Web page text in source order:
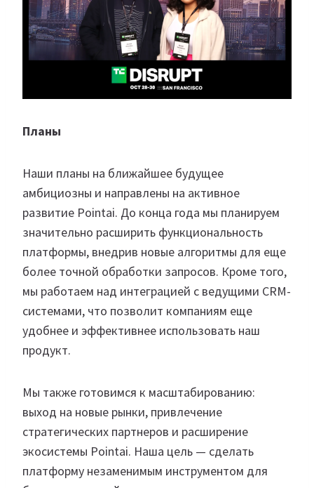
Планы
Наши планы на ближайшее будущее
амбициозны и направлены на активное
развитие Pointai. До конца года мы планируем
значительно расширить функциональность
платформы, внедрив новые алгоритмы для еще
более точной обработки запросов. Кроме того,
мы работаем над интеграцией с ведущими CRM-
системами, что позволит компаниям еще
удобнее и эффективнее использовать наш
продукт.
Мы также готовимся к масштабированию:
выход на новые рынки, привлечение
стратегических партнеров и расширение
экосистемы Pointai. Наша цель — сделать
платформу незаменимым инструментом для